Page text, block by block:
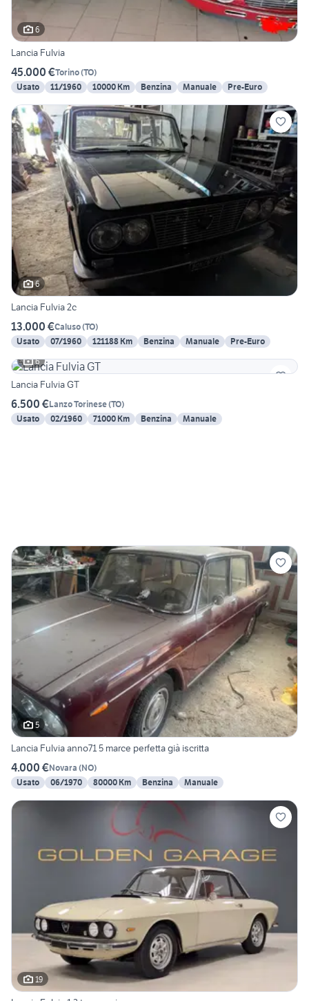
6
Lancia Fulvia
45.000 €Torino(TO)
Usato
11/1960 10000 Km Benzina Manuale Pre-Euro
6
Lancia Fulvia 2c
13.000 €Caluso(TO)
Usato
07/1960 121188 Km Benzina Manuale
Pre-Euro
6
Lancia Fulvia GT
6.500 €Lanzo Torinese(TO)
Usato
02/1960 71000 Km Benzina Manuale
5
Lancia Fulvia anno71 5 marce perfetta già iscritta
4.000 €Novara (NO)
Usato
06/1970 80000 Km Benzina Manuale
19